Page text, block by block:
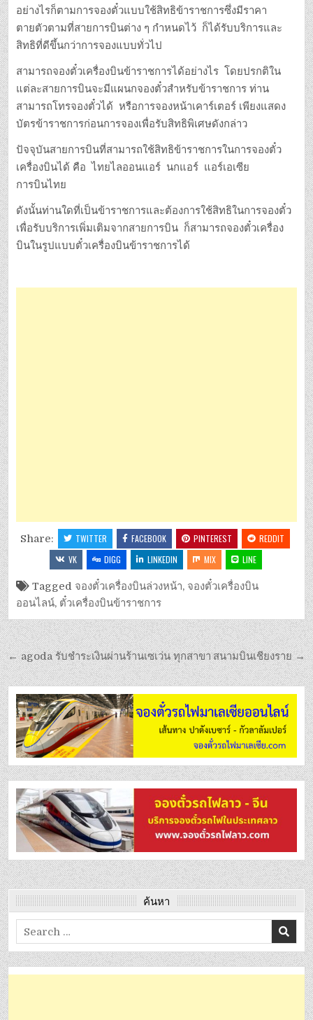
อย่างไรก็ตามการจองตั๋วแบบใช้สิทธิข้าราชการซึ่งมีราคา
ตายตัวตามที่สายการบินต่าง ๆ กำหนดไว้ ก็ได้รับบริการและ
สิทธิที่ดีขึ้นกว่าการจองแบบทั่วไป
สามารถจองตั๋วเครื่องบินข้าราชการได้อย่างไร โดยปรกติใน
แต่ละสายการบินจะมีแผนกจองตั๋วสำหรับข้าราชการ ท่าน
สามารถโทรจองตั๋วได้ หรือการจองหน้าเคาร์เตอร์ เพียงแสดง
บัตรข้าราชการก่อนการจองเพื่อรับสิทธิพิเศษดังกล่าว
ปัจจุบันสายการบินที่สามารถใช้สิทธิข้าราชการในการจองตั๋ว
เครื่องบินได้ คือ ไทยไลออนแอร์ นกแอร์ แอร์เอเซีย
การบินไทย
ดังนั้นท่านใดที่เป็นข้าราชการและต้องการใช้สิทธิในการจองตั๋ว
เพื่อรับบริการเพิ่มเติมจากสายการบิน ก็สามารถจองตั๋วเครื่อง
บินในรูปแบบตั๋วเครื่องบินข้าราชการได้
Share: TWITTER FACEBOOK PINTEREST
REDDIT
VK
DIGG LINKEDIN MIX LINE
Tagged จองตั๋วเครื่องบินล่วงหน้า, จองตั๋วเครื่องบิน
ออนไลน์, ตั๋วเครื่องบินข้าราชการ
สนามบินเชียงราย →
← agoda รับชำระเงินผ่านร้านเซเว่น ทุกสาขา
ค้นหา
Search
for: